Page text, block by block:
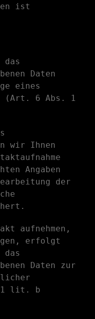
ist
Daten
eines
(Art. 6 Abs. 1
wir Ihnen
Angaben
der
aufnehmen,
erfolgt
Daten zur
1 lit. b